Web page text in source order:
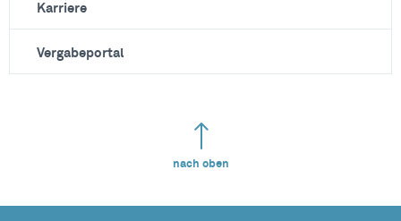
Karriere
Vergabeportal
nach oben